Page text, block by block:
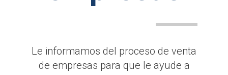
Le informamos del proceso de venta
de empresas para que le ayude a